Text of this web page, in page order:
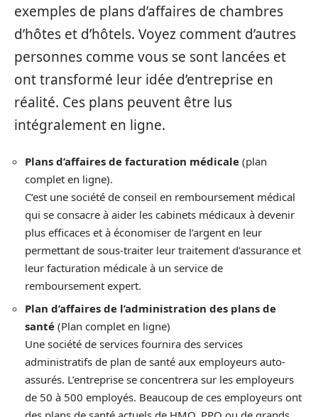
exemples de plans d’affaires de chambres
d’hôtes et d’hôtels. Voyez comment d’autres
personnes comme vous se sont lancées et
ont transformé leur idée d’entreprise en
réalité. Ces plans peuvent être lus
intégralement en ligne.
Plans d’affaires de facturation médicale (plan
complet en ligne).
C’est une société de conseil en remboursement médical
qui se consacre à aider les cabinets médicaux à devenir
plus efficaces et à économiser de l’argent en leur
permettant de sous-traiter leur traitement d’assurance et
leur facturation médicale à un service de
remboursement expert.
Plan d’affaires de l’administration des plans de
santé (Plan complet en ligne)
Une société de services fournira des services
administratifs de plan de santé aux employeurs auto-
assurés. L’entreprise se concentrera sur les employeurs
de 50 à 500 employés. Beaucoup de ces employeurs ont